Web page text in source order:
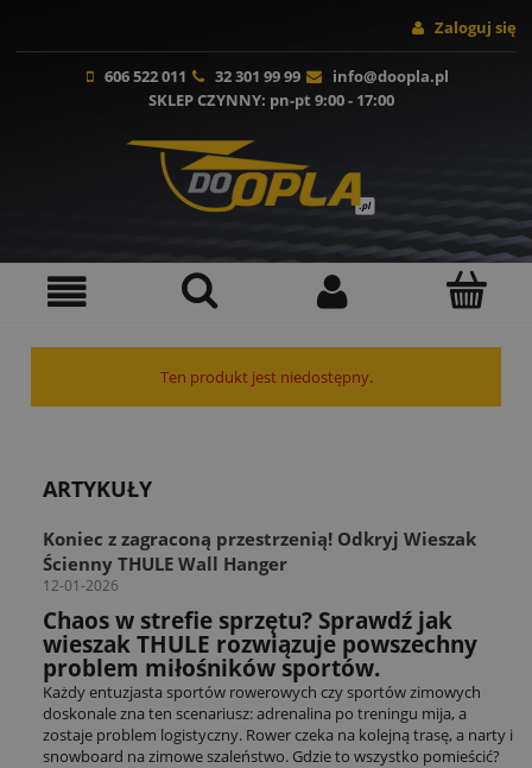
Zaloguj się
606 522 011 32 301 99 99
info@doopla.pl
SKLEP CZYNNY: pn-pt 9:00 - 17:00
Ten produkt jest niedostępny.
ARTYKUŁY
Koniec z zagraconą przestrzenią! Odkryj Wieszak
Ścienny THULE Wall Hanger
12-01-2026
Chaos w strefie sprzętu? Sprawdź jak
wieszak THULE rozwiązuje powszechny
problem miłośników sportów.
Każdy entuzjasta sportów rowerowych czy sportów zimowych
doskonale zna ten scenariusz: adrenalina po treningu mija, a
zostaje problem logistyczny. Rower czeka na kolejną trasę, a narty i
snowboard na zimowe szaleństwo. Gdzie to wszystko pomieścić?